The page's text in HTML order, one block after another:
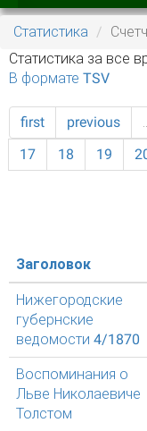
Статистика
Статистика за все
В формате TSV
first previous
17
18 19
Заголовок
Нижегородские
губернские
ведомости 4/1870
Воспоминания о
Льве Николаевиче
Толстом